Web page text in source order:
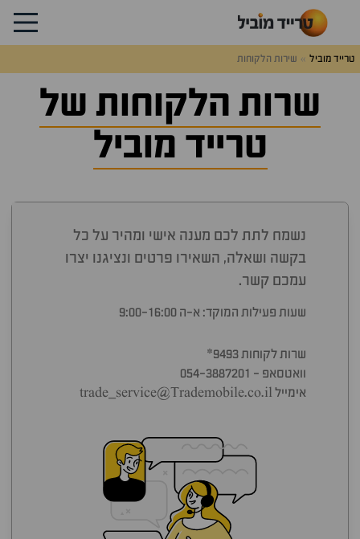
טרייד מוביל שירות הלקוחות
שאלות
שרות הלקוחות של
טרייד מוביל
נשמח לתת לכם מענה אישי ומהיר על כל
בקשה ושאלה, השאירו פרטים ונציגנו יצרו
עמכם קשר.
שעות פעילות המוקד: א-ה 9:00-16:00
שרות לקוחות9493*
וואטסאפ - 054-3887201
אימייל trade_service@Trademobile.co.il